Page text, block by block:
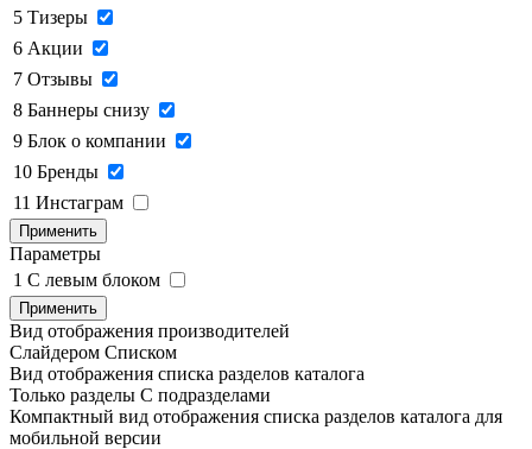
5 Тизеры
6 Акции
7 Отзывы
8 Баннеры снизу
9 Блок о компании
10 Бренды
11 Инстаграм
Применить
Параметры
1 C левым блоком
Применить
Вид отображения производителей
Слайдером Списком
Вид отображения списка разделов каталога
Только разделы С подразделами
Компактный вид отображения списка разделов каталога для
мобильной версии